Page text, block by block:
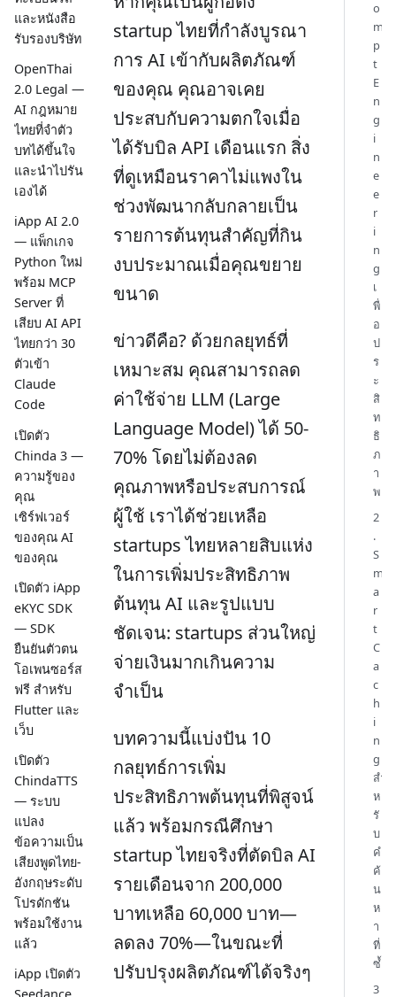
และหนังสือ
รับรองบริษัท
OpenThai
2.0 Legal —
AI กฎหมาย
ไทยที่จำตัว
บทได้ขึ้นใจ
และนำไปรัน
เองได้
iApp AI 2.0
— แพ็กเกจ
Python ใหม่
พร้อม MCP
Server ที่
เสียบ AI API
ไทยกว่า 30
ตัวเข้า
Claude
Code
เปิดตัว
Chinda 3 —
ความรู้ของ
คุณ
เซิร์ฟเวอร์
ของคุณ AI
ของคุณ
เปิดตัว iApp
eKYC SDK
— SDK
ยืนยันตัวตน
โอเพนซอร์ส
ฟรี สำหรับ
Flutter และ
เว็บ
เปิดตัว
ChindaTTS
— ระบบ
แปลง
ข้อความเป็น
เสียงพูดไทย-
อังกฤษระดับ
โปรดักชัน
พร้อมใช้งาน
แล้ว
iApp เปิดตัว
startup ไทยที่กำลังบูรณา
การ AI เข้ากับผลิตภัณฑ์
ของคุณ คุณอาจเคย
ประสบกับความตกใจเมื่อ
ได้รับบิล API เดือนแรก สิ่ง
ที่ดูเหมือนราคาไม่แพงใน
ช่วงพัฒนากลับกลายเป็น
รายการต้นทุนสำคัญที่กิน
งบประมาณเมื่อคุณขยาย
ขนาด
ข่าวดีคือ? ด้วยกลยุทธ์ที่
เหมาะสม คุณสามารถลด
ค่าใช้จ่าย LLM (Large
Language Model) ได้ 50-
70% โดยไม่ต้องลด
คุณภาพหรือประสบการณ์
ผู้ใช้ เราได้ช่วยเหลือ
startups ไทยหลายสิบแห่ง
ในการเพิ่มประสิทธิภาพ
ต้นทุน AI และรูปแบบ
ชัดเจน: startups ส่วนใหญ่
จ่ายเงินมากเกินความ
จำเป็น
บทความนี้แบ่งปัน 10
กลยุทธ์การเพิ่ม
ประสิทธิภาพต้นทุนที่พิสูจน์
แล้ว พร้อมกรณีศึกษา
startup ไทยจริงที่ตัดบิล AI
รายเดือนจาก 200,000
บาทเหลือ 60,000 บาท—
ลดลง 70%—ในขณะที่
ปรับปรุงผลิตภัณฑ์ได้จริงๆ
o
m
p
t
E
n
g
i
n
e
e
r
i
n
g
เ
พื่
อ
ป
ร
ะ
สิ
ท
ธิ
ภ
า
พ
2
.
S
m
a
r
t
C
a
c
h
i
n
g
สำ
ห
รั
บ
คำ
ค้
น
ห
า
ที่
ซ้ำ
3